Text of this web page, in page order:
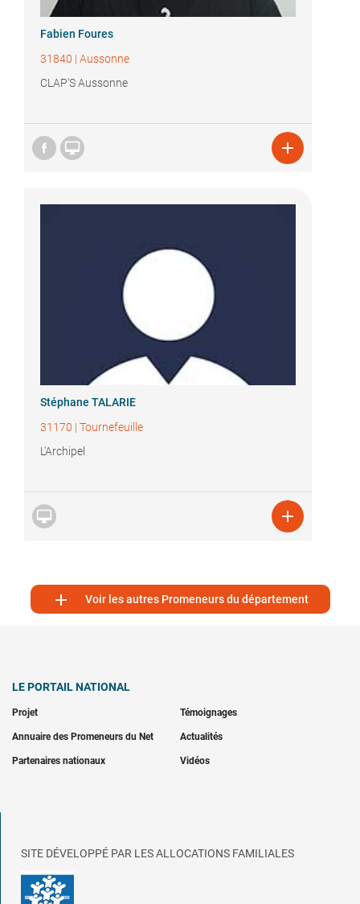
Fabien Foures
31840 | Aussonne
CLAP'S Aussonne
 
Stéphane TALARIE
31170 | Tournefeuille
L'Archipel
 
 Voir les autres Promeneurs du département
LE PORTAIL NATIONAL
Projet Témoignages
Annuaire des Promeneurs du Net Actualités
Partenaires nationaux Vidéos
SITE DÉVELOPPÉ PAR LES ALLOCATIONS FAMILIALES